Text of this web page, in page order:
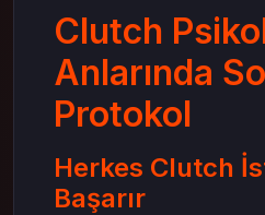
1. Bilgi Topla,
2. Zamanı Yönet
3. Ses Kullanmadan
4. Duel Mantığı
Clutch Sonrası Zihin
Kazandın mı? Hemen
Clutch
Anlarında
Protokol
Herkes Clutch
Başarır